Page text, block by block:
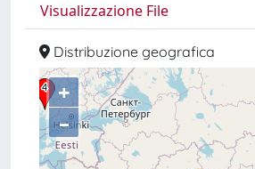
Visualizzazione File
Distribuzione geografica
+
–